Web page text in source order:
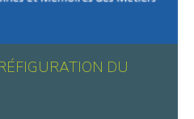
DU